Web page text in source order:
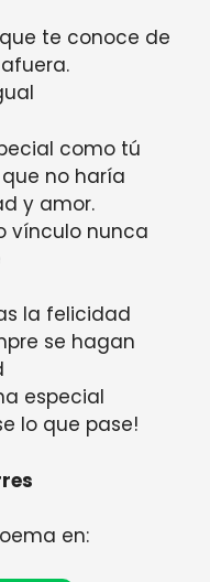
te conoce de
como tú
no haría
y amor.
vínculo nunca
la felicidad
se hagan
especial
lo que pase!
en: